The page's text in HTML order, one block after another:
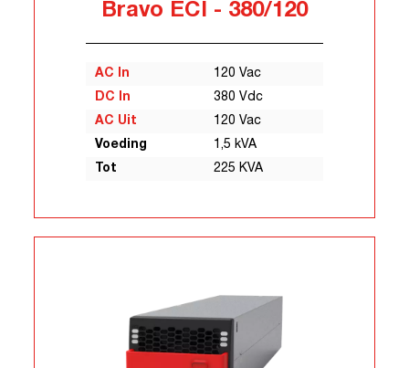
Bravo ECI - 380/120
AC In
120 Vac
DC In
380 Vdc
AC Uit
120 Vac
Voeding
1,5 kVA
Tot
225 KVA